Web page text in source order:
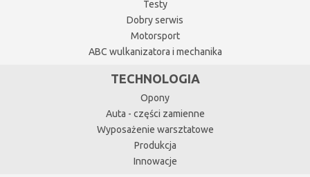
Testy
Dobry serwis
Motorsport
ABC wulkanizatora i mechanika
TECHNOLOGIA
Opony
Auta - części zamienne
Wyposażenie warsztatowe
Produkcja
Innowacje